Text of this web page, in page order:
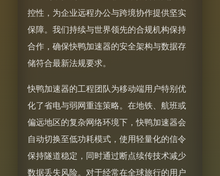
控性，为企业远程办公与跨境协作提供坚实
保障。我们持续与世界领先的合规机构保持
合作，确保快鸭加速器的安全架构与数据存
储符合最新法规要求。
快鸭加速器的工程团队为移动端用户特别优
化了省电与弱网重连策略。在地铁、航班或
偏远地区的复杂网络环境下，快鸭加速器会
自动切换至低功耗模式，使用轻量化的信令
保持隧道稳定，同时通过断点续传技术减少
数据丢失风险。对于经常在全球旅行的用户